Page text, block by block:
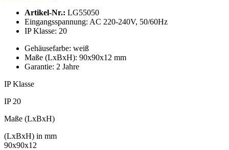
Artikel-Nr.: LG55050
Eingangsspannung: AC 220-240V, 50/60Hz
IP Klasse: 20
Gehäusefarbe: weiß
Maße (LxBxH): 90x90x12 mm
Garantie: 2 Jahre
IP Klasse
IP 20
Maße (LxBxH)
(LxBxH) in mm
90x90x12